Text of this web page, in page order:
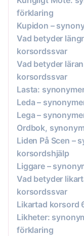
förklaring
Kupidon –
Vad betyder
korsordssvar
Vad betyder
korsordssvar
Lasta:
Leda –
Lega –
Ordbok,
Liden På Scen –
korsordshjälp
Liggare –
Vad betyder
korsordssvar
Likartad korsord
Likheter:
förklaring